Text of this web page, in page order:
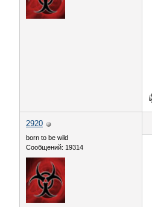
2920
born to be wild
Сообщений: 19314